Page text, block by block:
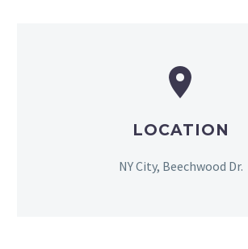


LOCATION
NY City, Beechwood Dr.